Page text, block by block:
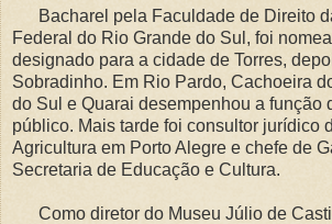
Bacharel pela Faculdade de Direito
Federal do Rio Grande do Sul, foi
designado para a cidade de Torres,
Sobradinho. Em Rio Pardo, Cachoeira
do Sul e Quarai desempenhou a função
público. Mais tarde foi consultor jurídico
Agricultura em Porto Alegre e chefe de
Secretaria de Educação e Cultura.
Como diretor do Museu Júlio de